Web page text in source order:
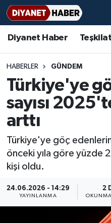
Diyanet Haber
HABERLER GÜNDEM
Türkiye'ye
sayısı
arttı
Türkiye'ye göç
önceki yıla göre yüzde
kişi oldu.
24.06.2026 - 14:29
YAYINLANMA
2
OKUNMA
Diyanet Haber
Teşkilat Haberleri
Adana Müftülüğü
Adıyaman Müftülüğü
Afyonkarahisar
Ağrı Müftülüğü
Aksaray Müftülüğü
Amasya Müftülüğü
Ankara Müftülüğü
Antalya Müftülüğü
Gündem
#Keşfet
Bir Ayet
Bir Hikaye
Biyografiler
Dini kavramlar
Diyanet Bilgi
Diyanet Takvimi
Dualar
Basında Bugün
DİYANET eKİTAP
Diyanet Dergi
Aile Dergisi
Aylık Dergi
İmam Hatip Okulları
Başmakale
Hadis-i Şerifler
Hayat Okumaları
Nöbetçi Eczaneler
Hava Durumu
Ankara Namaz
Trafik Durumu
Süper Lig Puan
Tüm Manşetler
Son Dakika Haberleri